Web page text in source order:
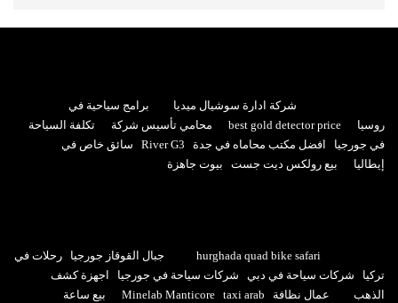
شركة ادارة سوشيال ميديا
برامج سياحية في
روسيا
best gold detector price محامي تأسيس شركة
تكلفة السياحة
في جورجيا
افضل مكتب محاماه في جدة River G3
سائق خاص في
إيطاليا
بيع رولكس ديت جست بيوت جاهزة
hurghada quad bike safari جبال القوقاز جورجيا
رحلات في
تركيا
شركات سياحة في دبي شركات سياحة في جورجيا
اجهزة كشف
الذهب
عمال نظافة Minelab Manticore taxi arab
بيع ساعة